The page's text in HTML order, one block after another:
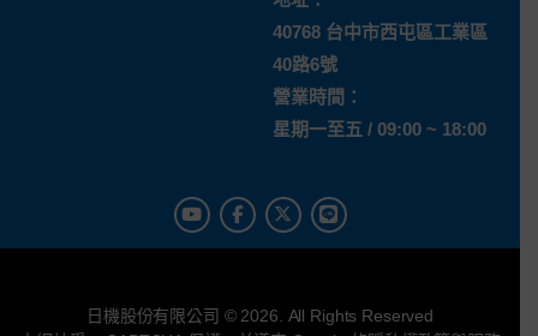
40768 台中市西屯區工業區
40路6號
營業時間：
星期一至五 / 09:00 ~ 18:00
日機股份有限公司 © 2026. All Rights Reserved